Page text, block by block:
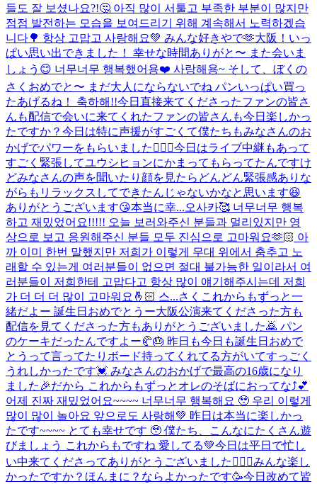
들도 잘 보셨나요?!🤔 아직 많이 서툴고 부족한 부분이 많지만
점점 발전하는 모습을 보여드리기 위해 계속해서 노력하겠습
니다🌳 항상 고맙고 사랑해요💚 みんな好きやで🫶大阪！いっ
ぱい思い出できました！ 幸せな時間ありがと〜 また会いま
しょう😊 너무너무 행복했어용❤️ 사랑해용~ そして、ぼくの
さくおめでと〜 まだ大人にならないでね パンいっぱい買っ
たあげるね！ 축하해!!今日直接来てくださったファンの皆さ
んも配信で会いに来てくれたファンの皆さんも今日楽しかっ
たですか？今日は特に声援がすごくて僕たちもみなさんのお
かげでパワーをもらいました🙇🏻‍♂️今日はライブ中継もあって
すごく緊張してユウシヒョンにかまってもらってたんですけ
どみなさんの声を聞いたり顔を見たらどんどん緊張感ありな
がらもリラックスしてできたんじゃないかなと思います😆
ありがとうございます😘本当に幸...오사카🥰 너무너무 행복
하고 재밌었어요!!!!! 오늘 보러와주신 분들과 멀리있지만 영
상으로 보고 응원해주신 분들 모두 진심으로 고마워요🫶🏻 아
까 이미 한번 말했지만 저희가 이렇게 무대 위에서 춤추고 노
래할 수 있는게 여러분들이 없으면 절대 불가능한 일이라서 여
러분들이 저희한테 고맙다고 항상 많이 얘기해주시는데 저희
가 더 더 더 많이 고마워요🤞🏻 스...さくこれからもずっと一
緒だよー 誕生日おめでとうー大阪公演来てくださった方も
配信を見てくださった方もありがとうございました🙇 パン
のケーキだったんですよー🥐🎂 昨日も今日も誕生日おめで
とうって言ってたりボード持ってくれてる方がいてすっごく
うれしかったです💓 みなさんのおかげで最高の16歳になり
ました🎉だから これからもずっとオレのそばにおってな⤴︎💕
어제 진짜 재밌었어요~~~~ 너무너무 행복해요 🥹 우리 이렇게
많이 많이 놀아요 앞으로도 사랑해💚 昨日は本当に楽しかっ
たです~~~~ とても幸せです 🥹 僕たち、こんなにたくさん遊
びましょう これからもですね 愛してる💚今日は平日で忙し
い中来てくださってありがとうございました🙇🏻‍♂️みんな楽し
かったですか？ほんまに？ならよかったです🥳今日改めて皆